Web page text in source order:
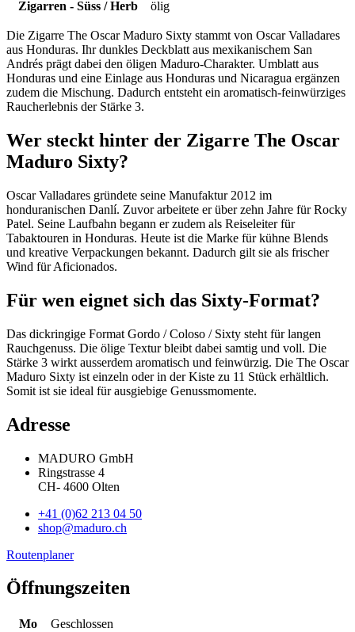
Zigarren - Süss / Herb
ölig
Die Zigarre The Oscar Maduro Sixty stammt von Oscar Valladares
aus Honduras. Ihr dunkles Deckblatt aus mexikanischem San
Andrés prägt dabei den öligen Maduro-Charakter. Umblatt aus
Honduras und eine Einlage aus Honduras und Nicaragua ergänzen
zudem die Mischung. Dadurch entsteht ein aromatisch-feinwürziges
Raucherlebnis der Stärke 3.
Wer steckt hinter der Zigarre The Oscar
Maduro Sixty?
Oscar Valladares gründete seine Manufaktur 2012 im
honduranischen Danlí. Zuvor arbeitete er über zehn Jahre für Rocky
Patel. Seine Laufbahn begann er zudem als Reiseleiter für
Tabaktouren in Honduras. Heute ist die Marke für kühne Blends
und kreative Verpackungen bekannt. Dadurch gilt sie als frischer
Wind für Aficionados.
Für wen eignet sich das Sixty-Format?
Das dickringige Format Gordo / Coloso / Sixty steht für langen
Rauchgenuss. Die ölige Textur bleibt dabei samtig und voll. Die
Stärke 3 wirkt ausserdem aromatisch und feinwürzig. Die The Oscar
Maduro Sixty ist einzeln oder in der Kiste zu 11 Stück erhältlich.
Somit ist sie ideal für ausgiebige Genussmomente.
Adresse
MADURO GmbH
Ringstrasse 4
CH- 4600 Olten
+41 (0)62 213 04 50
shop@maduro.ch
Routenplaner
Öffnungszeiten
Mo
Geschlossen